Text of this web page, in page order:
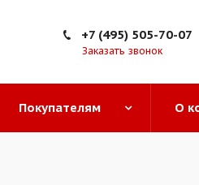
+7 (495) 505-70-07
Заказать звонок
Покупателям О